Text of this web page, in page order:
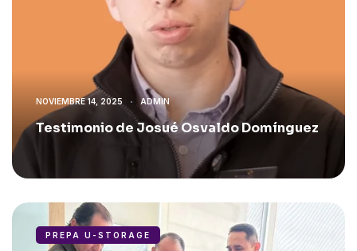
NOVIEMBRE 14, 2025 ADMIN
Testimonio de Josué Osvaldo Domínguez
PREPA U-STORAGE